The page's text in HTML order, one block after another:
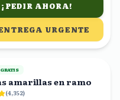
¡PEDIR AHORA!
URGENTE
amarillas en ramo
(4,352)